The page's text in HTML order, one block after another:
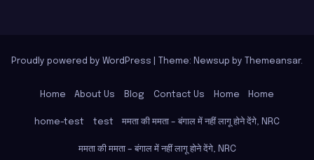
Proudly powered by WordPress Theme: Newsup by Themeansar.
Home About Us Blog Contact Us Home Home
home-test test ममता की ममता – बंगाल में नहीं लागू होने देंगे, NRC
ममता की ममता – बंगाल में नहीं लागू होने देंगे, NRC